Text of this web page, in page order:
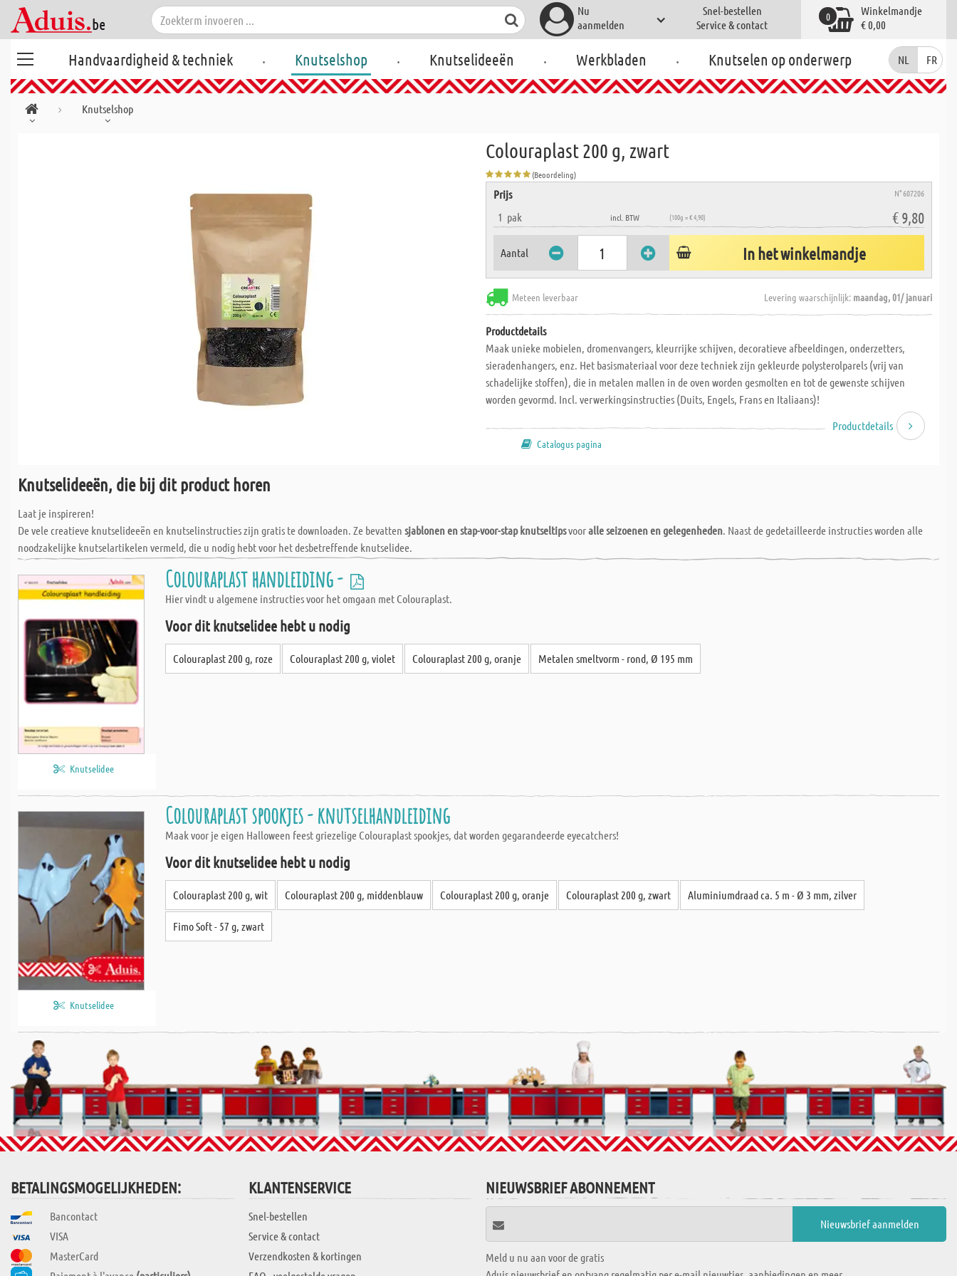
Nu
aanmelden
Snel-bestellen
Service & contact
Winkelmandje
€ 0,00
0
Handvaardigheid & techniek . Knutselshop . Knutselideeën . Werkbladen . Knutselen op onderwerp NL FR
Knutselshop
Colouraplast 200 g, zwart
(Beoordeling)
Prijs N° 607206
1 pak incl. BTW (100g = € 4,90) € 9,80
Aantal In het winkelmandje
Meteen leverbaar Levering waarschijnlijk: maandag, 01/ januari
Productdetails
Maak unieke mobielen, dromenvangers, kleurrijke schijven, decoratieve afbeeldingen, onderzetters,
sieradenhangers, enz. Het basismateriaal voor deze techniek zijn gekleurde polysterolparels (vrij van
schadelijke stoffen), die in metalen mallen in de oven worden gesmolten en tot de gewenste schijven
worden gevormd. Incl. verwerkingsinstructies (Duits, Engels, Frans en Italiaans)!
Productdetails
Catalogus pagina
Knutselideeën, die bij dit product horen
Laat je inspireren!
De vele creatieve knutselideeën en knutselinstructies zijn gratis te downloaden. Ze bevatten sjablonen en stap-voor-stap knutseltipsvooralle seizoenen en gelegenheden. Naast de gedetailleerde instructies worden alle
noodzakelijke knutselartikelen vermeld, die u nodig hebt voor het desbetreffende knutselidee.
Knutselidee
Colouraplast handleiding -
Hier vindt u algemene instructies voor het omgaan met Colouraplast.
Voor dit knutselidee hebt u nodig
Colouraplast 200 g, roze Colouraplast 200 g, violet Colouraplast 200 g, oranje Metalen smeltvorm - rond, Ø 195 mm
Knutselidee
Colouraplast spookjes - knutselhandleiding
Maak voor je eigen Halloween feest griezelige Colouraplast spookjes, dat worden gegarandeerde eyecatchers!
Voor dit knutselidee hebt u nodig
Colouraplast 200 g, wit Colouraplast 200 g, middenblauw Colouraplast 200 g, oranje Colouraplast 200 g, zwart Aluminiumdraad ca. 5 m - Ø 3 mm, zilver
Fimo Soft - 57 g, zwart
BETALINGSMOGELIJKHEDEN:
Bancontact
VISA
MasterCard
KLANTENSERVICE
Snel-bestellen
Service & contact
Verzendkosten & kortingen
NIEUWSBRIEF ABONNEMENT
Meld u nu aan voor de gratis